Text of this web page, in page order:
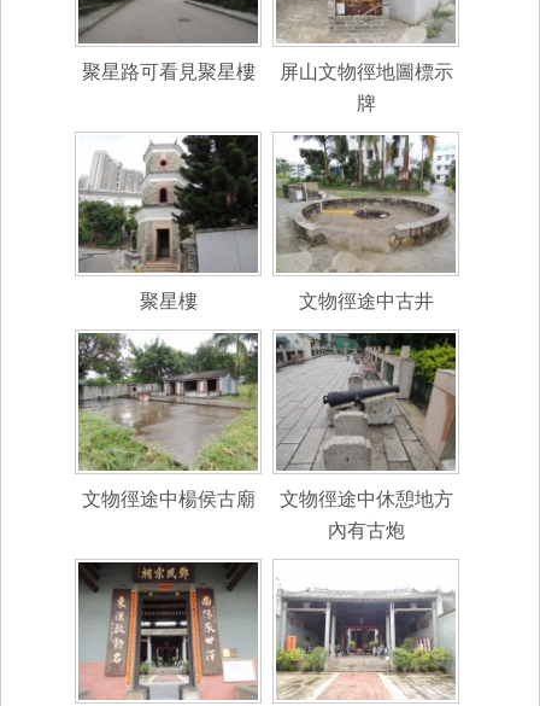
聚星路可看見聚星樓
屏山文物徑地圖標示
牌
聚星樓 文物徑途中古井
文物徑途中楊侯古廟
文物徑途中休憩地方
內有古炮